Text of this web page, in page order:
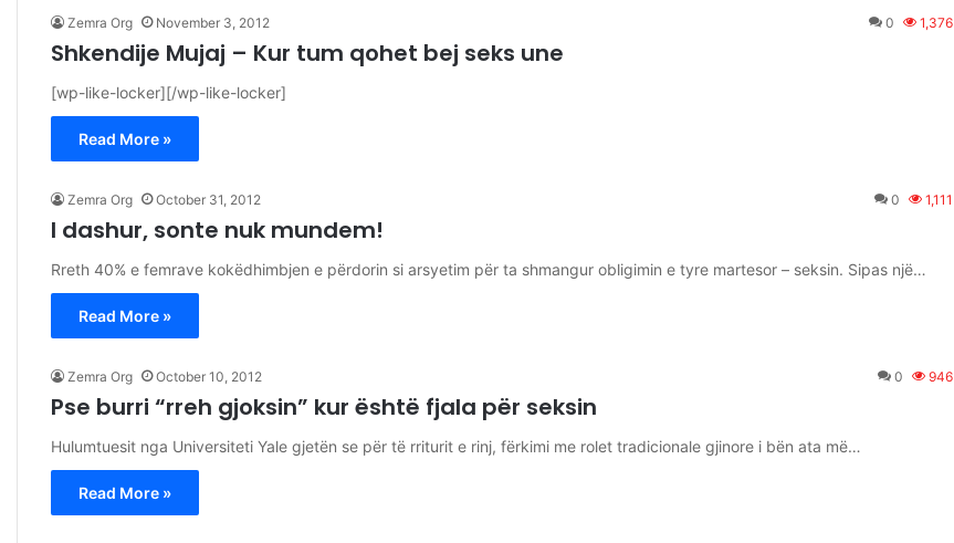
Zemra Org November 3, 2012 0 1,376
Shkendije Mujaj – Kur tum qohet bej seks une
[wp-like-locker][/wp-like-locker]
Read More »
Zemra Org October 31, 2012 0 1,111
I dashur, sonte nuk mundem!
Rreth 40% e femrave kokëdhimbjen e përdorin si arsyetim për ta shmangur obligimin e tyre martesor – seksin. Sipas një…
Read More »
Zemra Org October 10, 2012 0 946
Pse burri “rreh gjoksin” kur është fjala për seksin
Hulumtuesit nga Universiteti Yale gjetën se për të rriturit e rinj, fërkimi me rolet tradicionale gjinore i bën ata më…
Read More »